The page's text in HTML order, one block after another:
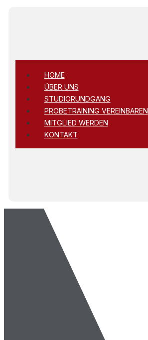
HOME
ÜBER UNS
STUDIORUNDGANG
PROBETRAINING VEREINBAREN
MITGLIED WERDEN
KONTAKT